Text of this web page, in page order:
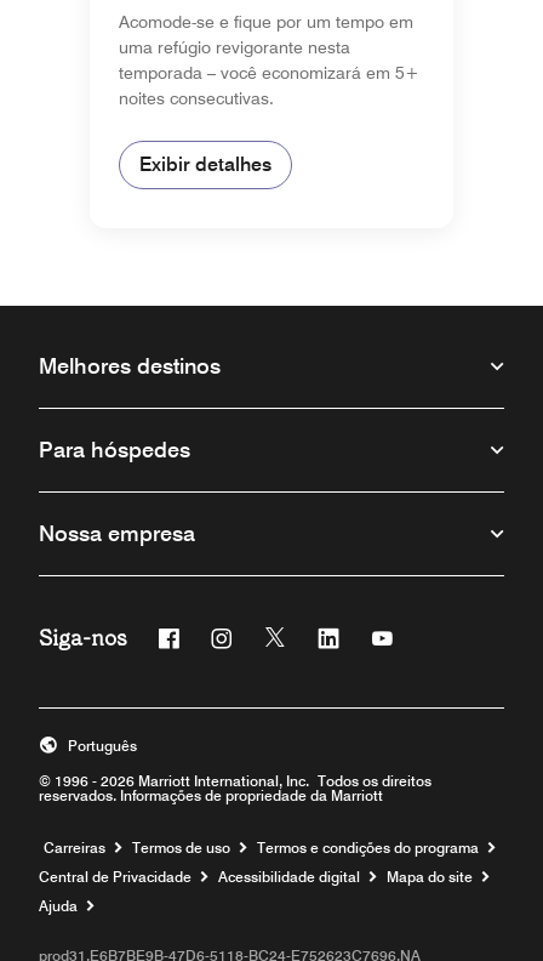
Acomode-se e fique por um tempo em
uma refúgio revigorante nesta
temporada – você economizará em 5+
noites consecutivas.
Exibir detalhes
Melhores destinos
Para hóspedes
Nossa empresa
Siga-nos FacebookInstagram
Twitter Linkedin
© 1996 - 2026 Marriott International, Inc. Todos os direitos
reservados. Informações de propriedade da Marriott
Português
Carreiras Termos de uso
Termos e condições do programa
Central de Privacidade
Acessibilidade digital
Mapa do site
Ajuda
prod31,E6B7BE9B-47D6-5118-BC24-E752623C7696,NA